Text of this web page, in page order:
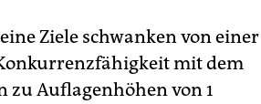
Ziele schwanken von einer
mit dem
zu Auflagenhöhen von 1